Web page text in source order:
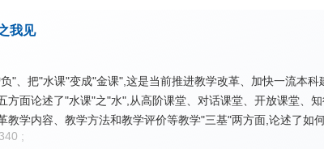
我见
"、把"水课"变成"金课",这是当前推进教学改革、加快一流本
方面论述了"水课"之"水",从高阶课堂、对话课堂、开放课堂、
教学内容、教学方法和教学评价等教学"三基"两方面,论述了如
;